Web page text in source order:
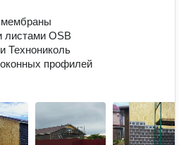
мембраны
листами OSB
Технониколь
профилей